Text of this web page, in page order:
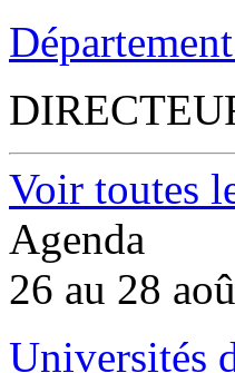
Voir toutes
Agenda
26 au 28
Universités